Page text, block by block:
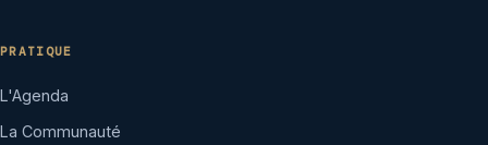
PRATIQUE
L'Agenda
La Communauté